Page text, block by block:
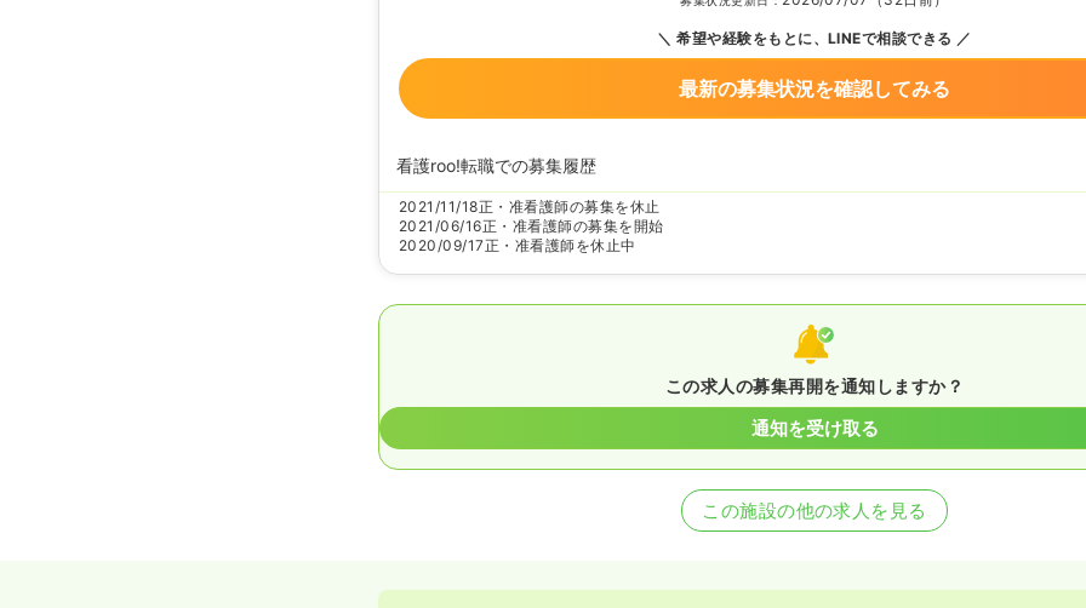
希望や経験をもとに、LINEで相談できる
最新の募集状況を確認してみる
看護roo!転職での募集履歴
2021/11/18正・准看護師の募集を休止
2021/06/16正・准看護師の募集を開始
2020/09/17正・准看護師を休止中
この求人の募集再開を通知しますか？
通知を受け取る
この施設の他の求人を見る